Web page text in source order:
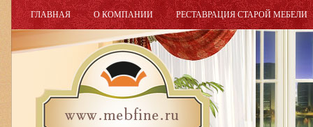
ГЛАВНАЯ О КОМПАНИИ РЕСТАВРАЦИЯ СТАРОЙ МЕБЕЛИ